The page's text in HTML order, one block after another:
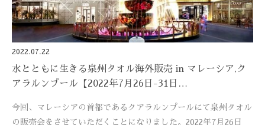
2022.07.22
水とともに生きる泉州タオル海外販売 in マレーシア,ク
アラルンプール【2022年7月26日-31日…
今回、マレーシアの首都であるクアラルンプールにて泉州タオル
の販売会をさせていただくことになりました。2022年7月26日